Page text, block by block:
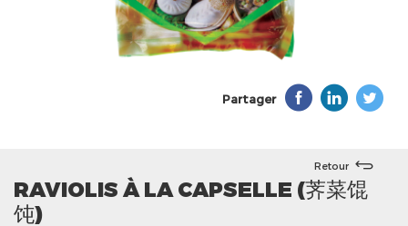
Partager
Retour
RAVIOLIS À LA CAPSELLE (荠菜馄
饨)